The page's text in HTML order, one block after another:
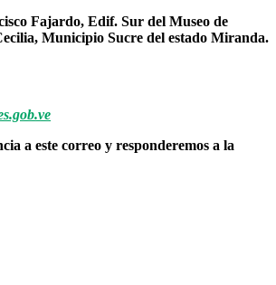
Fajardo, Edif. Sur del Museo de
Municipio Sucre del estado Miranda.
a este correo y responderemos a la